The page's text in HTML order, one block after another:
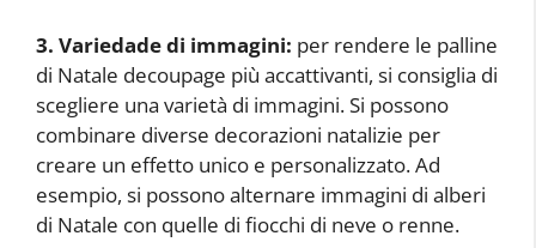
3. Variedade di immagini: per rendere le palline
di Natale decoupage più accattivanti, si consiglia di
scegliere una varietà di immagini. Si possono
combinare diverse decorazioni natalizie per
creare un effetto unico e personalizzato. Ad
esempio, si possono alternare immagini di alberi
di Natale con quelle di fiocchi di neve o renne.